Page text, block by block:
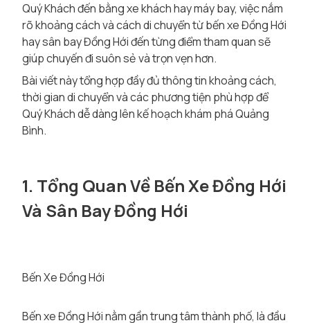
Quý Khách đến bằng xe khách hay máy bay, việc nắm
rõ khoảng cách và cách di chuyển từ bến xe Đồng Hới
hay sân bay Đồng Hới đến từng điểm tham quan sẽ
giúp chuyến đi suôn sẻ và trọn vẹn hơn.
Bài viết này tổng hợp đầy đủ thông tin khoảng cách,
thời gian di chuyển và các phương tiện phù hợp để
Quý Khách dễ dàng lên kế hoạch khám phá Quảng
Bình.
1. Tổng Quan Về Bến Xe Đồng Hới
Và Sân Bay Đồng Hới
Bến Xe Đồng Hới
Bến xe Đồng Hới nằm gần trung tâm thành phố, là đầu